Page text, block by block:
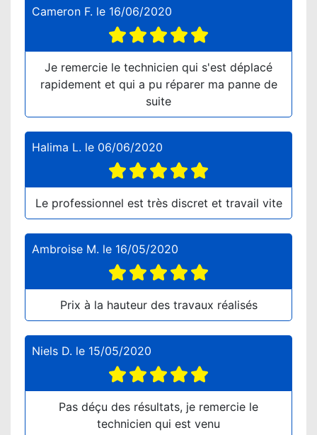
Cameron F. le 16/06/2020
Je remercie le technicien qui s'est déplacé
rapidement et qui a pu réparer ma panne de
suite
Halima L. le 06/06/2020
Le professionnel est très discret et travail vite
Ambroise M. le 16/05/2020
Prix à la hauteur des travaux réalisés
Niels D. le 15/05/2020
Pas déçu des résultats, je remercie le
technicien qui est venu